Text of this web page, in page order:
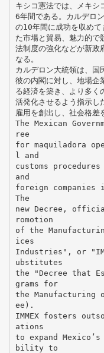
キシコ憲法では、メキシ
6年間である。カルデロ
の10年間に成功を収め
た市場と貿易、魅力的で
法制度の強化などが新政
なる。
カルデロン大統領は、国
彼の内閣に対し、地場企
る経済を築き、より多く
活発化させるよう指示し
雇用を創出し、社会格差
The Mexican
ree
for maquiladora
l and
customs
and
foreign companies
The
new Decree,
romotion
of the
ices
Industries", or
ubstitutes
the "Decree that
grams for
the Manufacturing
ee).
IMMEX fosters
ations
to expand
bility to